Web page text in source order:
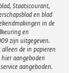
Staatscourant,
en blad
in de
en
zijn uitgegeven.
de in papieren
aangeboden
aangeboden.